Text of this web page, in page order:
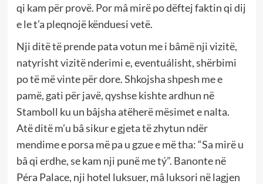
qi kam për provë. Por mâ mirë po dëftej faktin qi dij
e le t’a pleqnojë kënduesi vetë.
Nji ditë të prende pata votun me i bâmë nji vizitë,
natyrisht vizitë nderimi e, eventuálisht, shërbimi
po të më vinte për dore. Shkojsha shpesh me e
pamë, gati për javë, qyshse kishte ardhun në
Stamboll ku un bâjsha atëherë mësimet e nalta.
Atë ditë m’u bâ sikur e gjeta të zhytun ndër
mendime e porsa më pa u gzue e më tha: “Sa mirë u
bâ qi erdhe, se kam nji punë me tý”. Banonte në
Péra Palace, nji hotel luksuer, mâ luksori në lagjen